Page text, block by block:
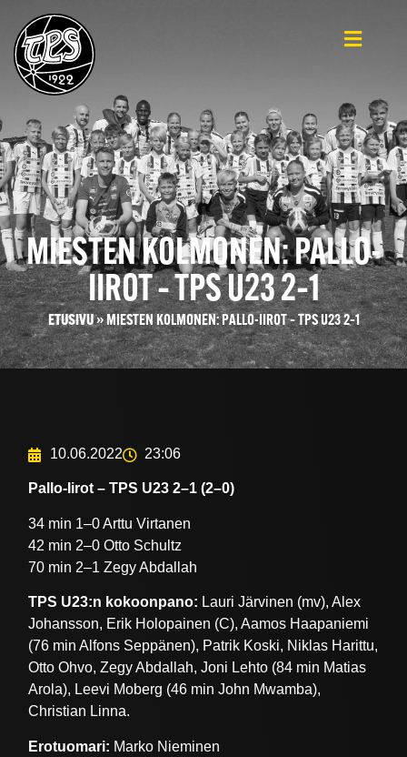
MIESTEN KOLMONEN: PALLO-
IIROT – TPS U23 2–1
ETUSIVU»MIESTEN KOLMONEN: PALLO-IIROT – TPS U23 2–1
10.06.2022 23:06
Pallo-Iirot – TPS U23 2–1 (2–0)
34 min 1–0 Arttu Virtanen
42 min 2–0 Otto Schultz
70 min 2–1 Zegy Abdallah
TPS U23:n kokoonpano: Lauri Järvinen (mv), Alex
Johansson, Erik Holopainen (C), Aamos Haapaniemi
(76 min Alfons Seppänen), Patrik Koski, Niklas Harittu,
Otto Ohvo, Zegy Abdallah, Joni Lehto (84 min Matias
Arola), Leevi Moberg (46 min John Mwamba),
Christian Linna.
Erotuomari: Marko Nieminen